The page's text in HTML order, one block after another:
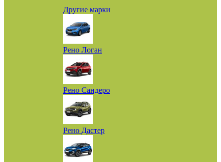
Другие марки
Рено Логан
Рено Сандеро
Рено Дастер